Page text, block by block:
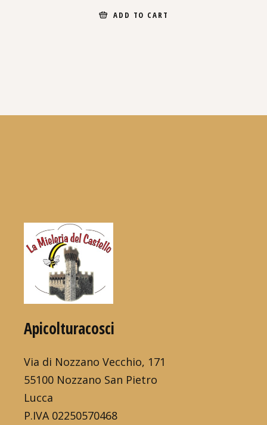
ADD TO CART
Apicolturacosci
Via di Nozzano Vecchio, 171
55100 Nozzano San Pietro
Lucca
P.IVA 02250570468